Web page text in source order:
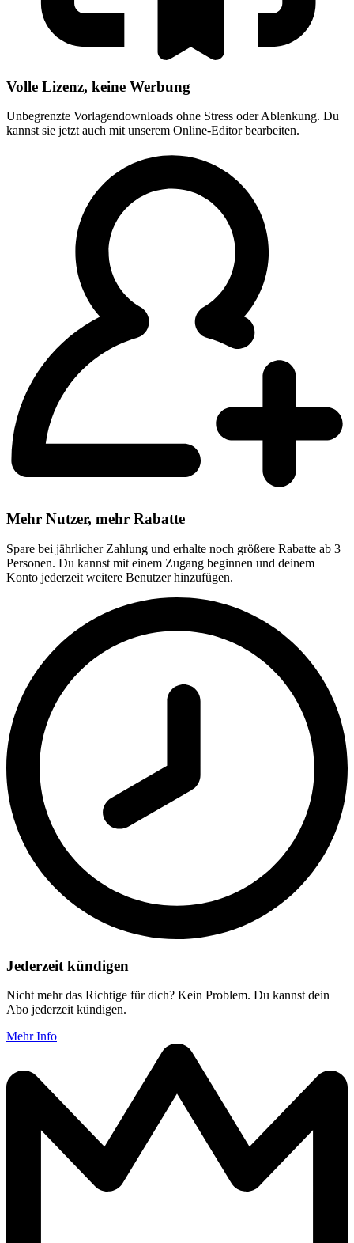
Volle Lizenz, keine Werbung
Unbegrenzte Vorlagendownloads ohne Stress oder Ablenkung. Du
kannst sie jetzt auch mit unserem Online-Editor bearbeiten.
Mehr Nutzer, mehr Rabatte
Spare bei jährlicher Zahlung und erhalte noch größere Rabatte ab 3
Personen. Du kannst mit einem Zugang beginnen und deinem
Konto jederzeit weitere Benutzer hinzufügen.
Jederzeit kündigen
Nicht mehr das Richtige für dich? Kein Problem. Du kannst dein
Abo jederzeit kündigen.
Mehr Info